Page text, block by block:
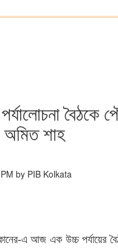
বৈঠকে
অমিত শাহ
by PIB Kolkata
এ আজ এক উচ্চ পর্যায়ের